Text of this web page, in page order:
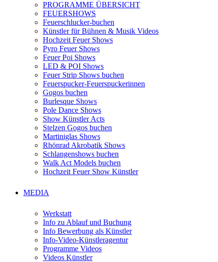
PROGRAMME ÜBERSICHT
FEUERSHOWS
Feuerschlucker-buchen
Künstler für Bühnen & Musik Videos
Hochzeit Feuer Shows
Pyro Feuer Shows
Feuer Poi Shows
LED & POI Shows
Feuer Strip Shows buchen
Feuerspucker-Feuerspuckerinnen
Gogos buchen
Burlesque Shows
Pole Dance Shows
Show Künstler Acts
Stelzen Gogos buchen
Martiniglas Shows
Rhönrad Akrobatik Shows
Schlangenshows buchen
Walk Act Models buchen
Hochzeit Feuer Show Künstler
MEDIA
Werkstatt
Info zu Ablauf und Buchung
Info Bewerbung als Künstler
Info-Video-Künstleragentur
Programme Videos
Videos Künstler